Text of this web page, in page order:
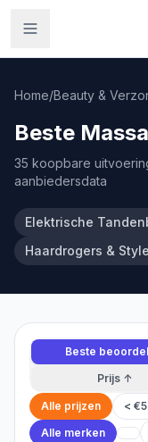
Home/Beauty &
Beste
35 koopbare
aanbiedersdata
Elektrische
Haardrogers &
Beste
Prijs ↑
Alle prijzen <
Alle merken